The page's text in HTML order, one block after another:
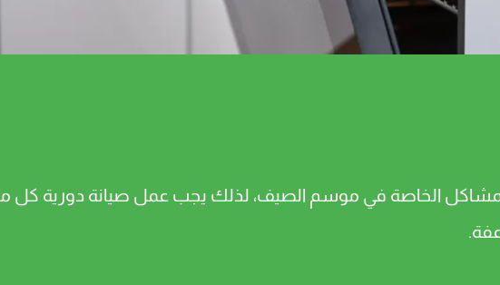
الخاصة في موسم الصيف، لذلك يجب عمل صيانة دورية كل